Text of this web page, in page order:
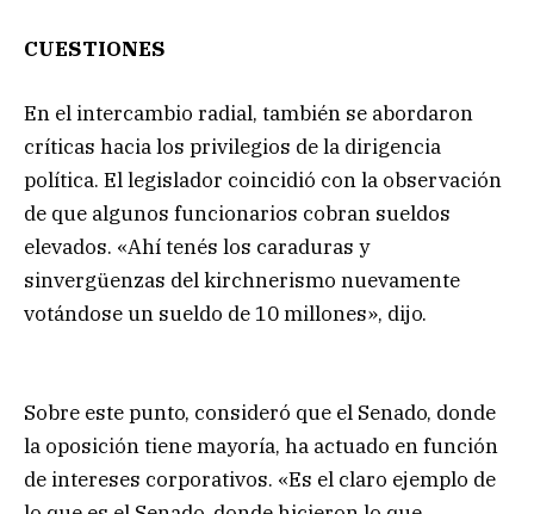
CUESTIONES
En el intercambio radial, también se abordaron
críticas hacia los privilegios de la dirigencia
política. El legislador coincidió con la observación
de que algunos funcionarios cobran sueldos
elevados. «Ahí tenés los caraduras y
sinvergüenzas del kirchnerismo nuevamente
votándose un sueldo de 10 millones», dijo.
Sobre este punto, consideró que el Senado, donde
la oposición tiene mayoría, ha actuado en función
de intereses corporativos. «Es el claro ejemplo de